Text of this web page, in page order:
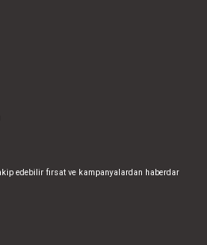
edebilir fırsat ve kampanyalardan haberdar